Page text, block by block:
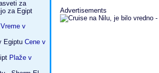
Vreme v
Cene v
Plaže v
Advertisements